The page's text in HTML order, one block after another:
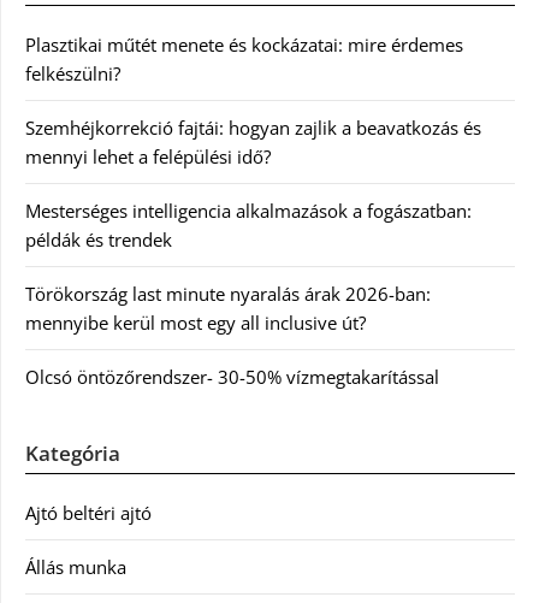
Plasztikai műtét menete és kockázatai: mire érdemes
felkészülni?
Szemhéjkorrekció fajtái: hogyan zajlik a beavatkozás és
mennyi lehet a felépülési idő?
Mesterséges intelligencia alkalmazások a fogászatban:
példák és trendek
Törökország last minute nyaralás árak 2026-ban:
mennyibe kerül most egy all inclusive út?
Olcsó öntözőrendszer- 30-50% vízmegtakarítással
Kategória
Ajtó beltéri ajtó
Állás munka